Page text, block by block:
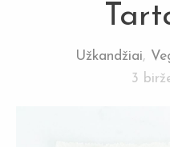
Užkandžiai,
3